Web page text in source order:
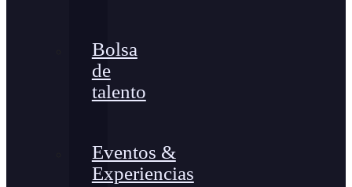
Bolsa
de
talento
Eventos &
Experiencias